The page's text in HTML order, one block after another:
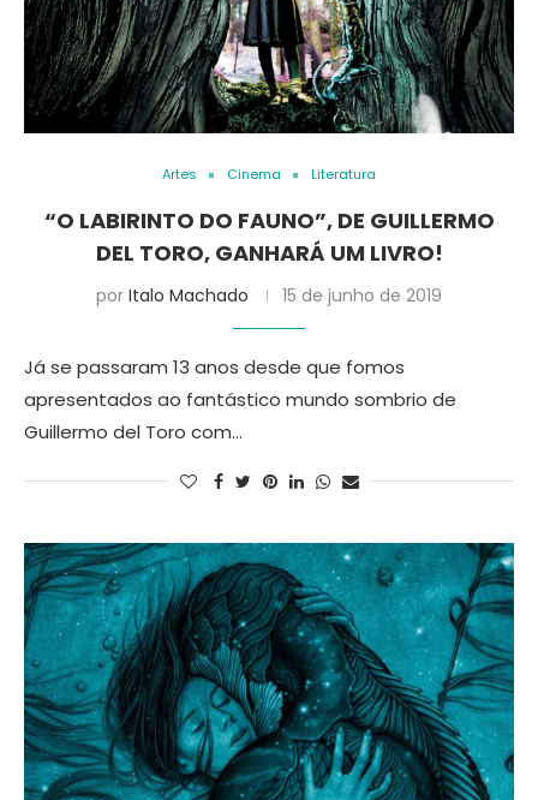
Artes Cinema Literatura
“O LABIRINTO DO FAUNO”, DE GUILLERMO
DEL TORO, GANHARÁ UM LIVRO!
por Italo Machado 15 de junho de 2019
Já se passaram 13 anos desde que fomos
apresentados ao fantástico mundo sombrio de
Guillermo del Toro com…